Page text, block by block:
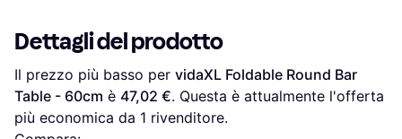
Dettagli del prodotto
Il prezzo più basso per vidaXL Foldable Round Bar
Table - 60cm è 47,02 €. Questa è attualmente l'offerta
più economica da 1 rivenditore.